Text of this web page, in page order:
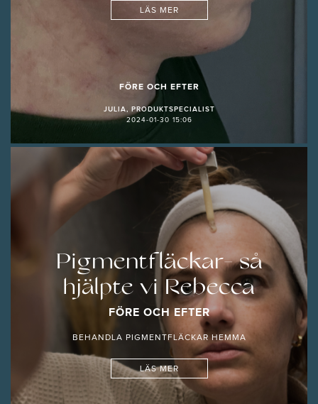
LÄS MER
FÖRE OCH EFTER
JULIA, PRODUKTSPECIALIST
2024-01-30 15:06
Pigmentfläckar- så
hjälpte vi Rebecca
FÖRE OCH EFTER
BEHANDLA PIGMENTFLÄCKAR HEMMA
LÄS MER